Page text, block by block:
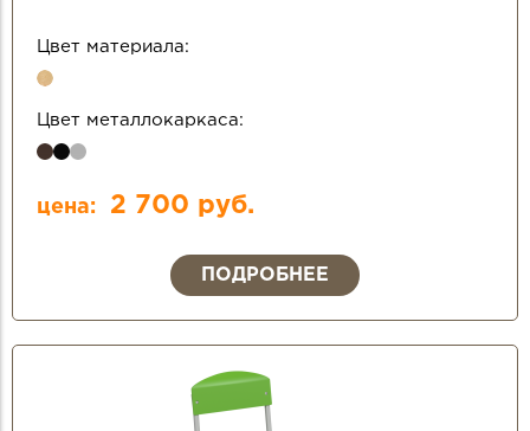
Цвет материала:
Цвет металлокаркаса:
цена: 2 700 руб.
ПОДРОБНЕЕ